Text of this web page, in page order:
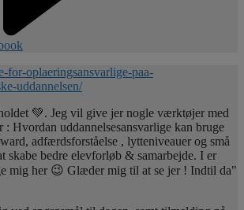
for-oplaeringsansvarlige-paa-
uddannelsen/
💚. Jeg vil give jer nogle værktøjer med
: Hvordan uddannelsesansvarlige kan bruge
adfærdsforståelse , lytteniveauer og små
skabe bedre elevforløb & samarbejde. I er
mig her 😉 Glæder mig til at se jer ! Indtil da"